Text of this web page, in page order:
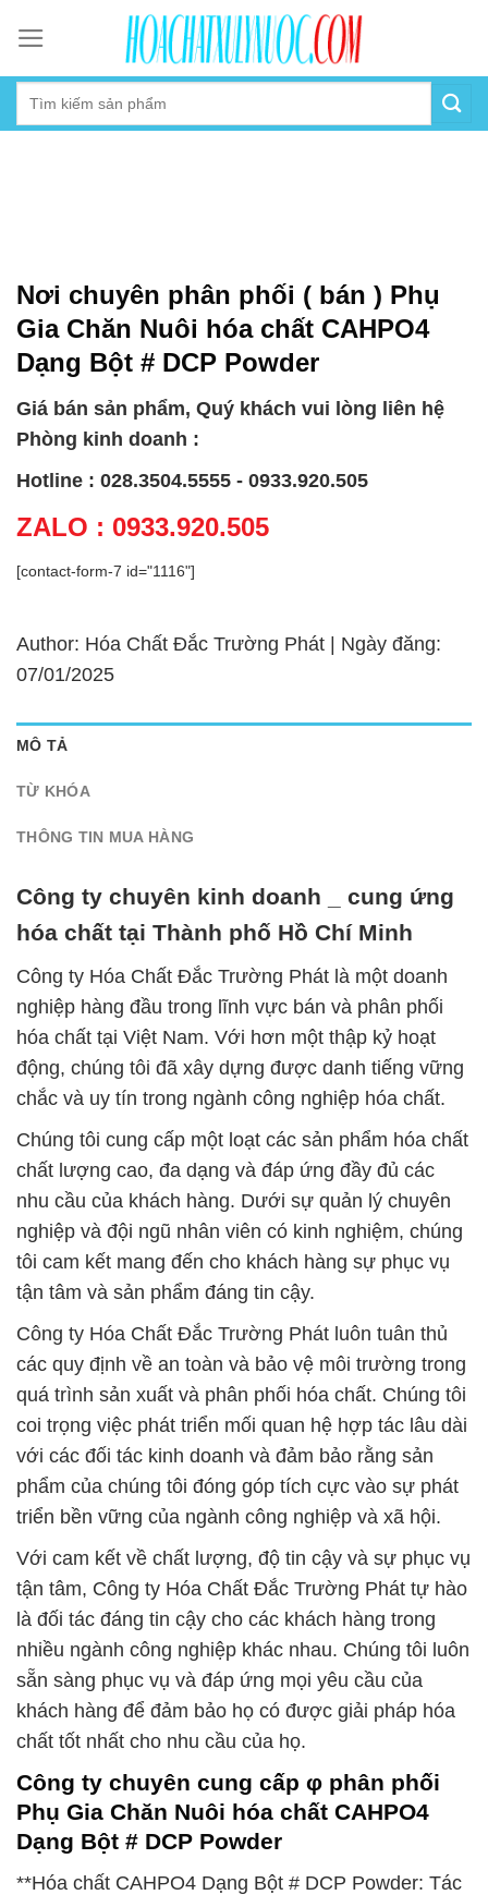
content
Nơi chuyên phân phối ( bán ) Phụ
Gia Chăn Nuôi hóa chất CAHPO4
Dạng Bột # DCP Powder
Giá bán sản phẩm, Quý khách vui lòng liên hệ
Phòng kinh doanh :
Hotline : 028.3504.5555 - 0933.920.505
ZALO : 0933.920.505
[contact-form-7 id="1116"]
Author: Hóa Chất Đắc Trường Phát | Ngày đăng:
07/01/2025
MÔ TẢ
TỪ KHÓA
THÔNG TIN MUA HÀNG
Công ty chuyên kinh doanh _ cung ứng
hóa chất tại Thành phố Hồ Chí Minh
Công ty Hóa Chất Đắc Trường Phát là một doanh
nghiệp hàng đầu trong lĩnh vực bán và phân phối
hóa chất tại Việt Nam. Với hơn một thập kỷ hoạt
động, chúng tôi đã xây dựng được danh tiếng vững
chắc và uy tín trong ngành công nghiệp hóa chất.
Chúng tôi cung cấp một loạt các sản phẩm hóa chất
chất lượng cao, đa dạng và đáp ứng đầy đủ các
nhu cầu của khách hàng. Dưới sự quản lý chuyên
nghiệp và đội ngũ nhân viên có kinh nghiệm, chúng
tôi cam kết mang đến cho khách hàng sự phục vụ
tận tâm và sản phẩm đáng tin cậy.
Công ty Hóa Chất Đắc Trường Phát luôn tuân thủ
các quy định về an toàn và bảo vệ môi trường trong
quá trình sản xuất và phân phối hóa chất. Chúng tôi
coi trọng việc phát triển mối quan hệ hợp tác lâu dài
với các đối tác kinh doanh và đảm bảo rằng sản
phẩm của chúng tôi đóng góp tích cực vào sự phát
triển bền vững của ngành công nghiệp và xã hội.
Với cam kết về chất lượng, độ tin cậy và sự phục vụ
tận tâm, Công ty Hóa Chất Đắc Trường Phát tự hào
là đối tác đáng tin cậy cho các khách hàng trong
nhiều ngành công nghiệp khác nhau. Chúng tôi luôn
sẵn sàng phục vụ và đáp ứng mọi yêu cầu của
khách hàng để đảm bảo họ có được giải pháp hóa
chất tốt nhất cho nhu cầu của họ.
Công ty chuyên cung cấp φ phân phối
Phụ Gia Chăn Nuôi hóa chất CAHPO4
Dạng Bột # DCP Powder
**Hóa chất CAHPO4 Dạng Bột # DCP Powder: Tác